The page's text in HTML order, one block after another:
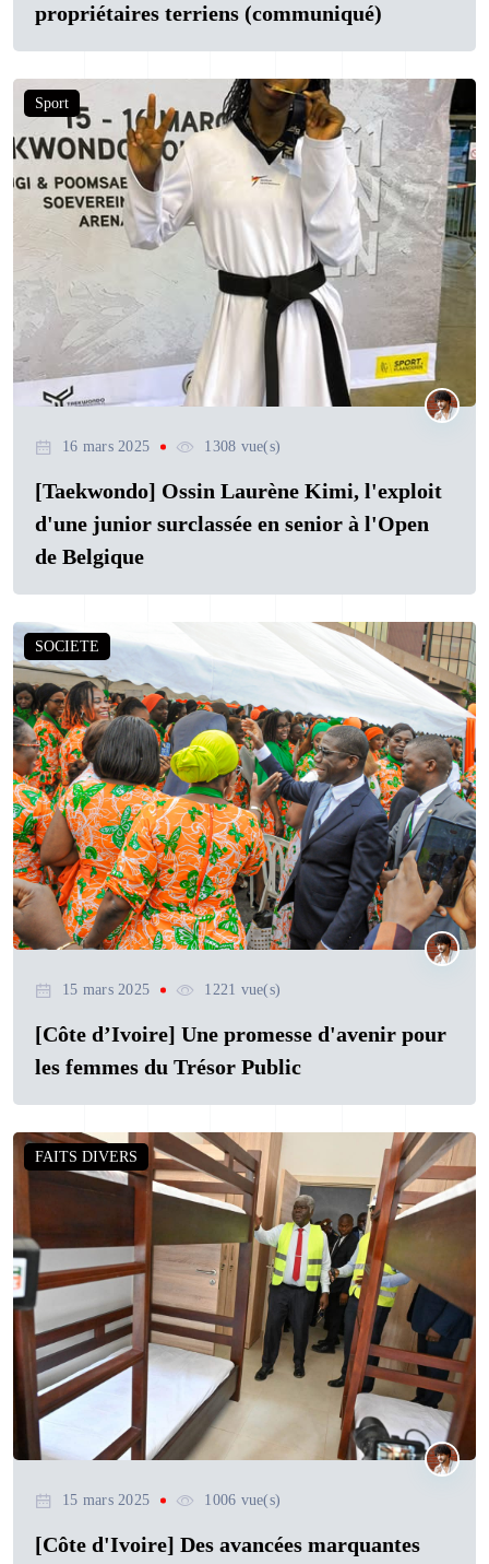
propriétaires terriens (communiqué)
Sport
16 mars 2025 1308 vue(s)
[Taekwondo] Ossin Laurène Kimi, l'exploit
d'une junior surclassée en senior à l'Open
de Belgique
SOCIETE
15 mars 2025 1221 vue(s)
[Côte d’Ivoire] Une promesse d'avenir pour
les femmes du Trésor Public
FAITS DIVERS
15 mars 2025 1006 vue(s)
[Côte d'Ivoire] Des avancées marquantes